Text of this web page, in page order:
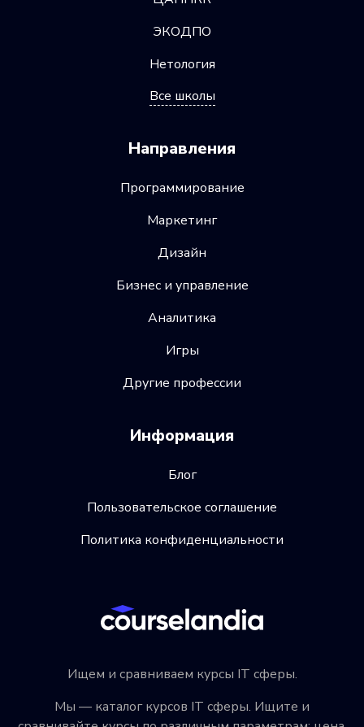
Ищем и сравниваем курсы IT сферы.
Мы — каталог курсов IT сферы. Ищите и
ЭКОДПО
Нетология
Все школы
Направления
Программирование
Маркетинг
Дизайн
Бизнес и управление
Аналитика
Игры
Другие профессии
Информация
Блог
Пользовательское соглашение
Политика конфиденциальности